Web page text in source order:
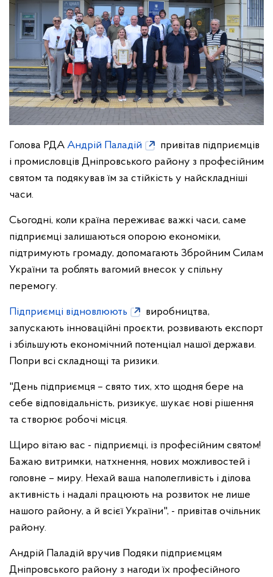
Голова РДА Андрій Паладій
привітав підприємців
і промисловців Дніпровського району з професійним
святом та подякував їм за стійкість у найскладніші
часи.
Сьогодні, коли країна переживає важкі часи, саме
підприємці залишаються опорою економіки,
підтримують громаду, допомагають Збройним Силам
України та роблять вагомий внесок у спільну
перемогу.
Підприємці відновлюють
виробництва,
запускають інноваційні проєкти, розвивають експорт
і збільшують економічний потенціал нашої держави.
Попри всі складнощі та ризики.
"День підприємця – свято тих, хто щодня бере на
себе відповідальність, ризикує, шукає нові рішення
та створює робочі місця.
Щиро вітаю вас - підприємці, із професійним святом!
Бажаю витримки, натхнення, нових можливостей і
головне – миру. Нехай ваша наполегливість і ділова
активність і надалі працюють на розвиток не лише
нашого району, а й всієї України", - привітав очільник
району.
Андрій Паладій вручив Подяки підприємцям
Дніпровського району з нагоди їх професійного